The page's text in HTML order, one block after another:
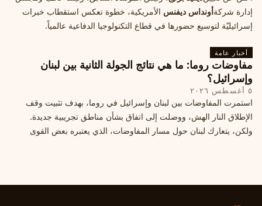
إدارة شركةأونداس ديفنس الأمريكية، خطوة تعكس استقطاب خبرات
إسرائيليّة لتوسيع حضورها في قطاع التكنولوجيا الدفاعية عالمياً.
أخبار عامة
مفاوضات روما: ما هي نتائج الجولة الثانية بين لبنان
وإسرائيل؟
٥ أغسطس ٢٠٢٦
استمرت المفاوضات بين لبنان وإسرائيل في روما، بهدف تثبيت وقف
الإطلاق النار الهش، ووصلت إلى اتفاق بشأن مناطق تجريبية جديدة.
ولكن، يتعارك لبنان حول مسار المفاوضات، الذي يعتبره بعض القوى